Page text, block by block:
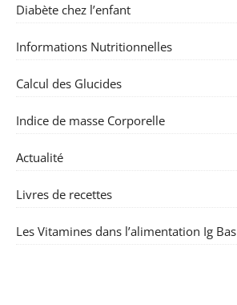
Diabète chez l’enfant
Informations Nutritionnelles
Calcul des Glucides
Indice de masse Corporelle
Actualité
Livres de recettes
Les Vitamines dans l’alimentation Ig Bas